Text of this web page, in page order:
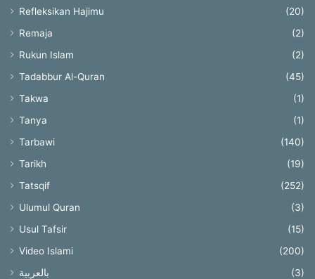
Refleksikan Hajimu
(20)
Remaja
(2)
Rukun Islam
(2)
Tadabbur Al-Quran
(45)
Takwa
(1)
Tanya
(1)
Tarbawi
(140)
Tarikh
(19)
Tatsqif
(252)
Ulumul Quran
(3)
Usul Tafsir
(15)
Video Islami
(200)
بالعربية
(3)